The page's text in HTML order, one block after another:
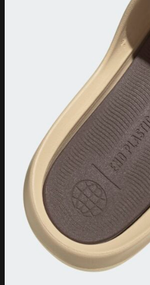
รองเท้าอนุบาล
ฟุตบอล
หมวก
ถุงมือ
ถุงเท้า
โยคะ
อื่นๆ
กระเป๋า
กระเป๋ายิม
กระเป๋ารองเท้า
กระเป๋าดัฟเฟิล